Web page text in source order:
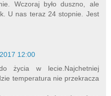
Wczoraj było duszno, ale
U nas teraz 24 stopnie. Jest
12:00
życia w lecie.Najchetniej
temperatura nie przekracza